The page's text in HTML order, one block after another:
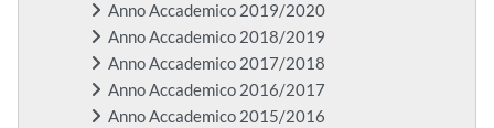
Anno Accademico 2019/2020
Anno Accademico 2018/2019
Anno Accademico 2017/2018
Anno Accademico 2016/2017
Anno Accademico 2015/2016